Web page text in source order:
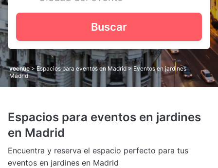
Buscar
veenue>Espacios para eventos en Madrid> Eventos en jardines
Madrid
Espacios para eventos en jardines
en Madrid
Encuentra y reserva el espacio perfecto para tus
eventos en jardines en Madrid